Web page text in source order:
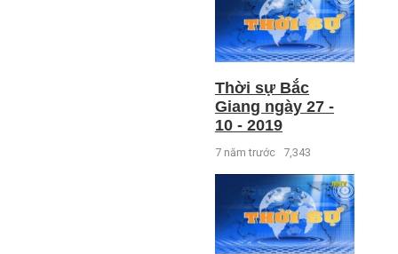
Thời sự Bắc
Giang ngày 27 -
10 - 2019
7 năm trước 7,343